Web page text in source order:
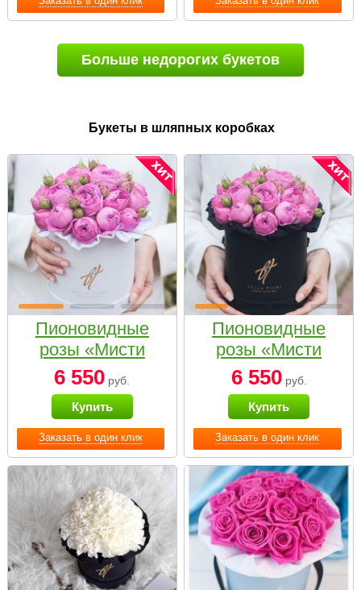
Больше недорогих букетов
Букеты в шляпных коробках
Заказать в один клик
Пионовидные
розы «Мисти
бабблс» в белой
коробке Small
6 550 руб.
Купить
Заказать в один клик
Пионовидные
розы «Мисти
бабблс» в
черной коробке
Small
6 550руб.
Купить